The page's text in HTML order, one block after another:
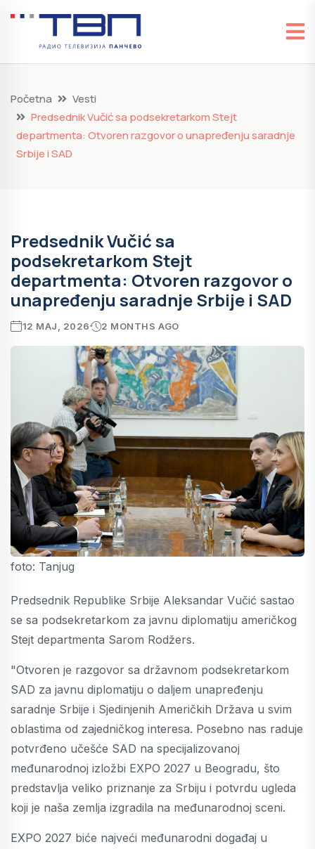
Početna
Vesti
Predsednik Vučić sa podsekretarkom Stejt
departmenta: Otvoren razgovor o unapređenju saradnje
Srbije i SAD
Predsednik Vučić sa
podsekretarkom Stejt
departmenta: Otvoren razgovor o
unapređenju saradnje Srbije i SAD
12 MAJ, 2026 2 MONTHS AGO
foto: Tanjug
Predsednik Republike Srbije Aleksandar Vučić sastao
se sa podsekretarkom za javnu diplomatiju američkog
Stejt departmenta Sarom Rodžers.
"Otvoren je razgovor sa državnom podsekretarkom
SAD za javnu diplomatiju o daljem unapređenju
saradnje Srbije i Sjedinjenih Američkih Država u svim
oblastima od zajedničkog interesa. Posebno nas raduje
potvrđeno učešće SAD na specijalizovanoj
međunarodnoj izložbi EXPO 2027 u Beogradu, što
predstavlja veliko priznanje za Srbiju i potvrdu ugleda
koji je naša zemlja izgradila na međunarodnoj sceni.
EXPO 2027 biće najveći međunarodni događaj u